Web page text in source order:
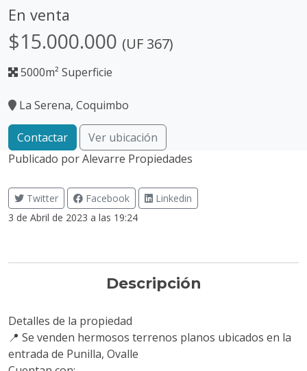
En venta
$15.000.000 (UF 367)
5000m² Superficie
La Serena, Coquimbo
Contactar
Ver ubicación
Publicado porAlevarre Propiedades
Twitter Facebook
Linkedin
3 de Abril de 2023 a las 19:24
Descripción
Detalles de la propiedad
📍 Se venden hermosos terrenos planos ubicados en la
entrada de Punilla, Ovalle